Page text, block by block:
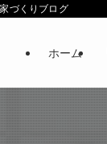
づくりブログ
ホーム